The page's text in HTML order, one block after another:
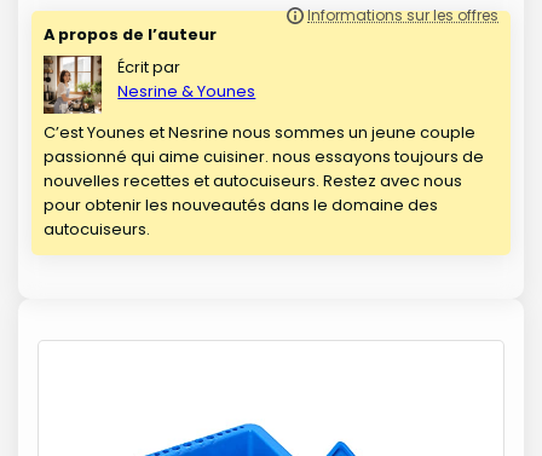
c
e
b
o
o
k
itt
er
er
e
st
p
Li
n
k
t
er
A propos de l’auteur
Écrit par
Nesrine & Younes
C’est Younes et Nesrine nous sommes un jeune couple
passionné qui aime cuisiner. nous essayons toujours de
nouvelles recettes et autocuiseurs. Restez avec nous
pour obtenir les nouveautés dans le domaine des
autocuiseurs.